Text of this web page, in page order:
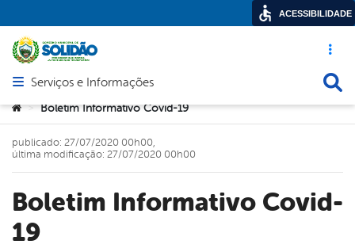
Acesso
Abrir menu principal de navegação
Serviços e Informações
Você está aqui:
> Boletim Informativo Covid-19
Boletim Informativo Covid-
19
publicado: 27/07/2020 00h00,
última modificação: 27/07/2020 00h00
ACESSIBILIDADE